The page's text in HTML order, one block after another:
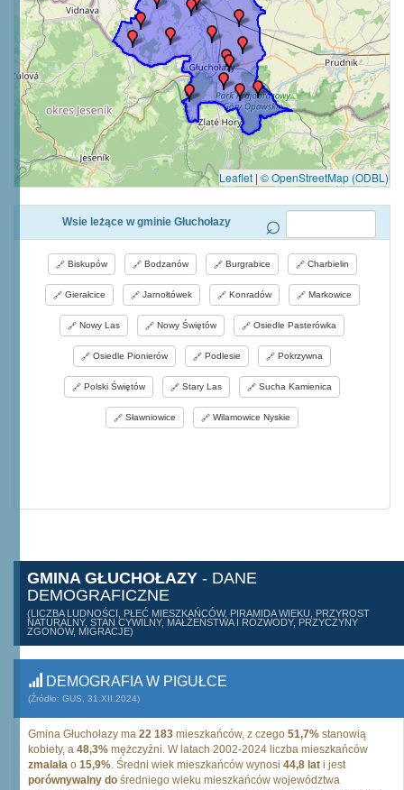
Leaflet | © OpenStreetMap (ODBL)
Wsie leżące w gminie Głuchołazy
Biskupów Bodzanów Burgrabice Charbielin
Gierałcice Jarnołtówek Konradów Markowice
Nowy Las Nowy Świętów Osiedle Pasterówka
Osiedle Pionierów Podlesie Pokrzywna
Polski Świętów Stary Las Sucha Kamienica
Sławniowice Wilamowice Nyskie
GMINA GŁUCHOŁAZY - DANE
DEMOGRAFICZNE
(LICZBA LUDNOŚCI, PŁEĆ MIESZKAŃCÓW, PIRAMIDA WIEKU, PRZYROST
NATURALNY, STAN CYWILNY, MAŁŻEŃSTWA I ROZWODY, PRZYCZYNY
ZGONÓW, MIGRACJE)
DEMOGRAFIA W PIGUŁCE
(Źródło: GUS, 31.XII.2024)
Gmina Głuchołazy ma 22 183 mieszkańców, z czego 51,7% stanowią
kobiety, a 48,3% mężczyźni. W latach 2002-2024 liczba mieszkańców
zmalała o 15,9%. Średni wiek mieszkańców wynosi 44,8 lat i jest
porównywalny do średniego wieku mieszkańców województwa